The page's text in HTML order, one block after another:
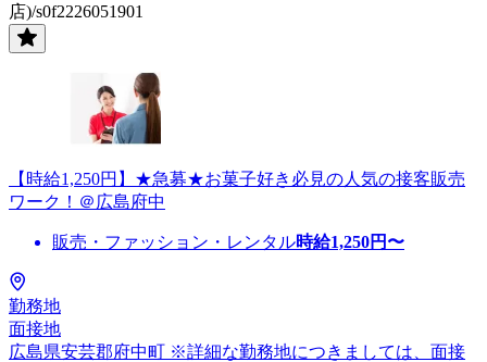
店)/s0f2226051901
【時給1,250円】★急募★お菓子好き必見の人気の接客販売
ワーク！＠広島府中
販売・ファッション・レンタル時給1,250円〜
勤務地
面接地
広島県安芸郡府中町 ※詳細な勤務地につきましては、面接